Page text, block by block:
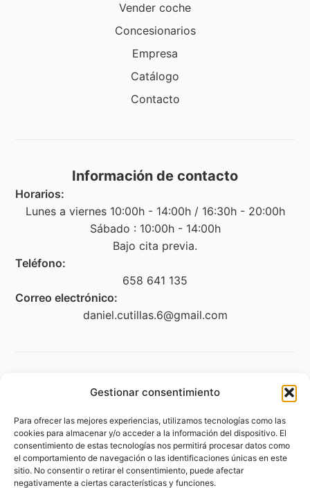
Gestionar consentimiento
Para ofrecer las mejores experiencias, utilizamos tecnologías como las
cookies para almacenar y/o acceder a la información del dispositivo. El
consentimiento de estas tecnologías nos permitirá procesar datos como
el comportamiento de navegación o las identificaciones únicas en este
sitio. No consentir o retirar el consentimiento, puede afectar
negativamente a ciertas características y funciones.
Vender coche
Concesionarios
Empresa
Catálogo
Contacto
Información de contacto
Horarios:
Lunes a viernes 10:00h - 14:00h / 16:30h - 20:00h
Sábado : 10:00h - 14:00h
Bajo cita previa.
Teléfono:
658 641 135
Correo electrónico:
daniel.cutillas.6@gmail.com
Política de privacidad
Política de cookies (UE)
Accesibilidad